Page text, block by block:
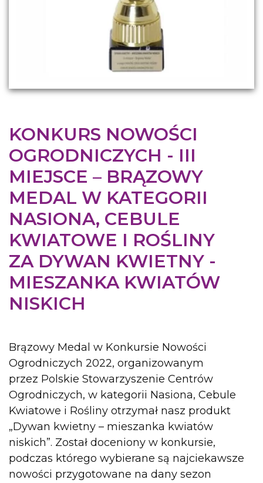
KONKURS NOWOŚCI
OGRODNICZYCH - III
MIEJSCE – BRĄZOWY
MEDAL W KATEGORII
NASIONA, CEBULE
KWIATOWE I ROŚLINY
ZA DYWAN KWIETNY -
MIESZANKA KWIATÓW
NISKICH
Brązowy Medal w Konkursie Nowości
Ogrodniczych 2022, organizowanym
przez Polskie Stowarzyszenie Centrów
Ogrodniczych, w kategorii Nasiona, Cebule
Kwiatowe i Rośliny otrzymał nasz produkt
„Dywan kwietny – mieszanka kwiatów
niskich”. Został doceniony w konkursie,
podczas którego wybierane są najciekawsze
nowości przygotowane na dany sezon